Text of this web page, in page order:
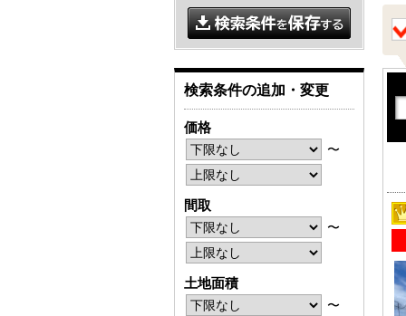
検索条件の追加・変更
価格
〜
間取
〜
土地面積
〜